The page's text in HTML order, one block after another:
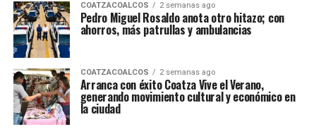
COATZACOALCOS 2 semanas ago
Pedro Miguel Rosaldo anota otro hitazo; con
ahorros, más patrullas y ambulancias
COATZACOALCOS 2 semanas ago
Arranca con éxito Coatza Vive el Verano,
generando movimiento cultural y económico en
la ciudad